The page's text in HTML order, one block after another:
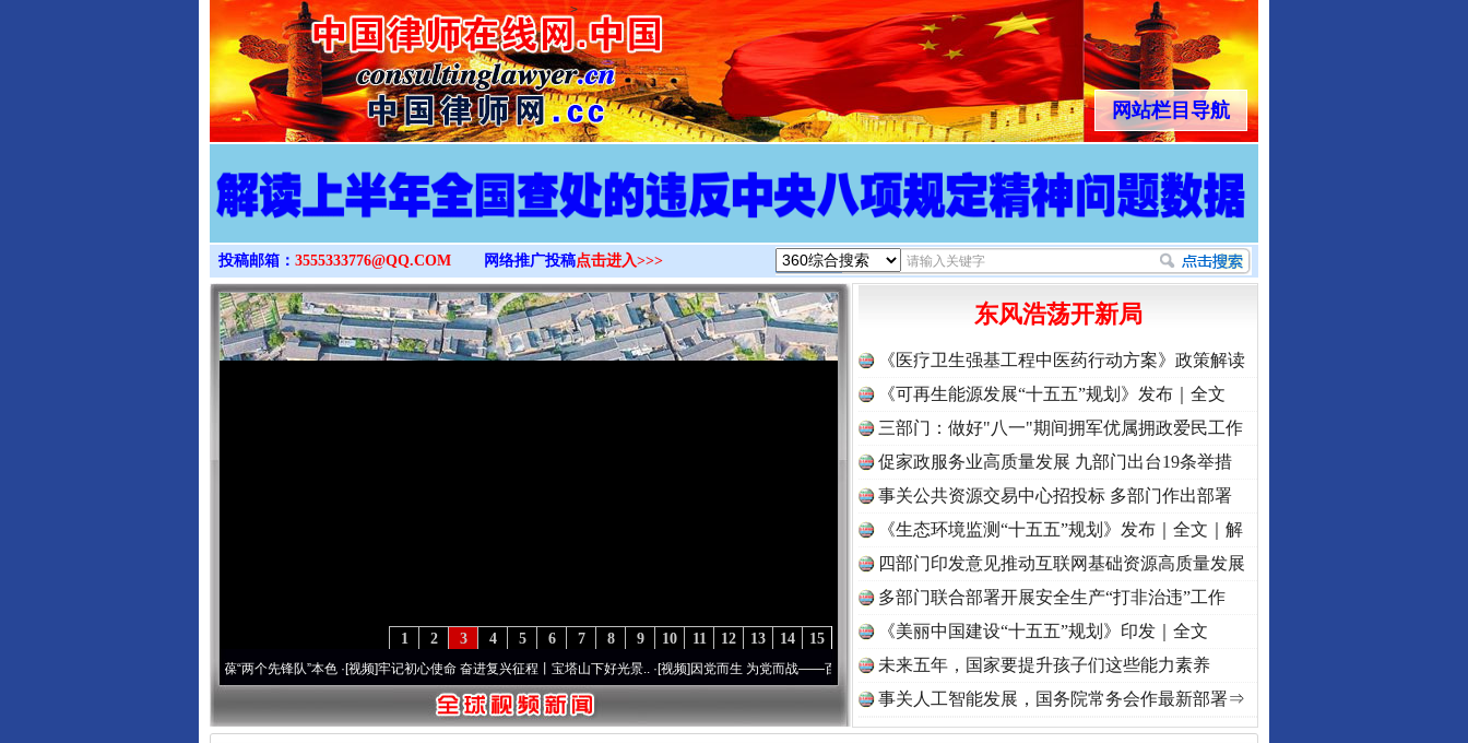
>
网站栏目导航
投稿邮箱： 3555333776@QQ.COM 网络推广投稿点击进入>>>
15
14
13
12
11
10
9
8
7
6
5
4
3
2
1
永葆“两个先锋队”本色·[视频]牢记初心使命 奋进复兴征程丨宝塔山下好光景..·[视频]因党而生 为党而战——百年“纪”事⑧加强纪律..·[视频]牢记初心使命 奋进复兴征程丨“转折之城”激荡..·[视频]
东风浩荡开新局
《医疗卫生强基工程中医药行动方案》政策解读
《可再生能源发展“十五五”规划》发布｜全文
三部门：做好"八一"期间拥军优属拥政爱民工作
促家政服务业高质量发展 九部门出台19条举措
事关公共资源交易中心招投标 多部门作出部署
《生态环境监测“十五五”规划》发布｜全文｜解
读
四部门印发意见推动互联网基础资源高质量发展
多部门联合部署开展安全生产“打非治违”工作
《美丽中国建设“十五五”规划》印发｜全文
未来五年，国家要提升孩子们这些能力素养
事关人工智能发展，国务院常务会作最新部署⇒